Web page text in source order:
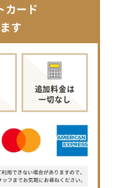
カード
す
追加料金は
一切なし